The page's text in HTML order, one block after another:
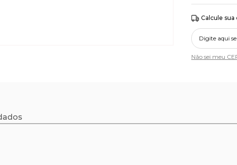
Calcule
Não sei meu